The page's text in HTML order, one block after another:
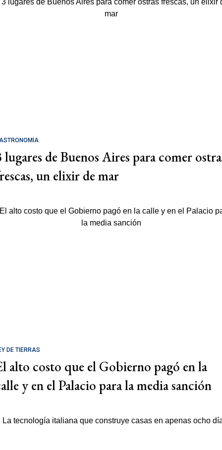
lugares de Buenos Aires para comer
un elixir de mar
DE TIERRAS
alto costo que el Gobierno pagó en la
y en el Palacio para la media sanción